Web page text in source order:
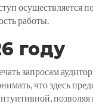
осуществляется
работы.
году
запросам
что здесь